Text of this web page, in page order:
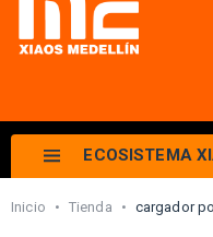
ECOSISTEMA
Inicio • Tienda • cargador